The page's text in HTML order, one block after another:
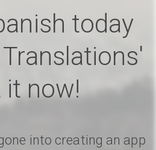
today
it now!
into creating an app